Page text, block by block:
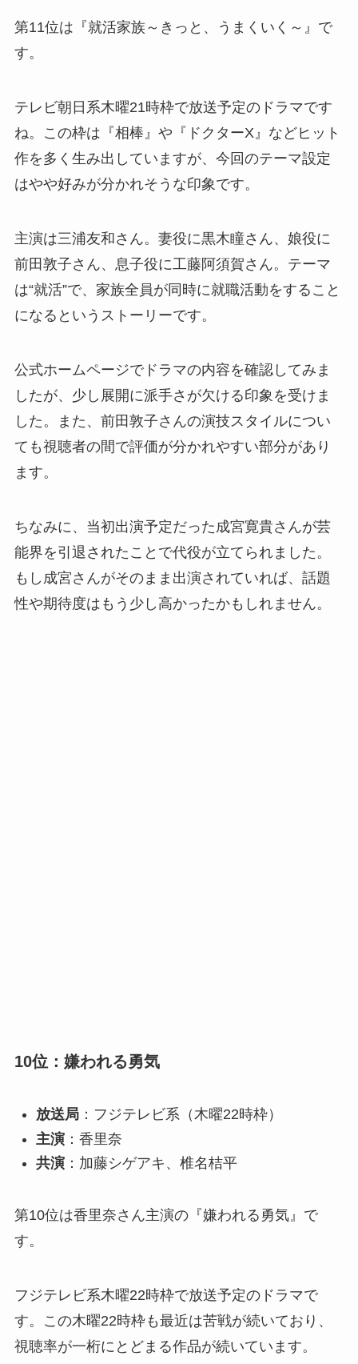
第11位は『就活家族～きっと、うまくいく～』で
す。
テレビ朝日系木曜21時枠で放送予定のドラマです
ね。この枠は『相棒』や『ドクターX』などヒット
作を多く生み出していますが、今回のテーマ設定
はやや好みが分かれそうな印象です。
主演は三浦友和さん。妻役に黒木瞳さん、娘役に
前田敦子さん、息子役に工藤阿須賀さん。テーマ
は“就活”で、家族全員が同時に就職活動をすること
になるというストーリーです。
公式ホームページでドラマの内容を確認してみま
したが、少し展開に派手さが欠ける印象を受けま
した。また、前田敦子さんの演技スタイルについ
ても視聴者の間で評価が分かれやすい部分があり
ます。
ちなみに、当初出演予定だった成宮寛貴さんが芸
能界を引退されたことで代役が立てられました。
もし成宮さんがそのまま出演されていれば、話題
性や期待度はもう少し高かったかもしれません。
10位：嫌われる勇気
放送局：フジテレビ系（木曜22時枠）
主演：香里奈
共演：加藤シゲアキ、椎名桔平
第10位は香里奈さん主演の『嫌われる勇気』で
す。
フジテレビ系木曜22時枠で放送予定のドラマで
す。この木曜22時枠も最近は苦戦が続いており、
視聴率が一桁にとどまる作品が続いています。